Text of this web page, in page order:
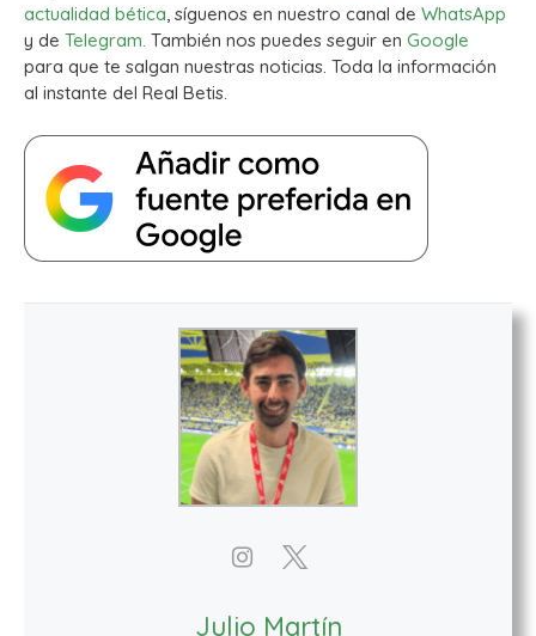
actualidad bética , síguenos en nuestro canal de WhatsApp
y de Telegram. También nos puedes seguir en Google
para que te salgan nuestras noticias. Toda la información
al instante del Real Betis.
Julio Martín